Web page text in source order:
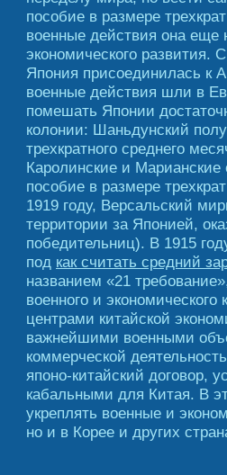
пособие в размере
военные действия она еще
экономического
Япония присоединилась к
военные действия шли в
помешать Японии
колонии: Шаньдунский
трехкратного среднего
Каролинские и Марианские
пособие в размере
1919 году, Версальский
территории за Японией,
победительниц). В 1915
под как считать средний
названием «21
военного и
центрами китайской
важнейшими военными
коммерческой
японо-китайский договор,
кабальными для Китая. В
укреплять военные и
но и в Корее и других